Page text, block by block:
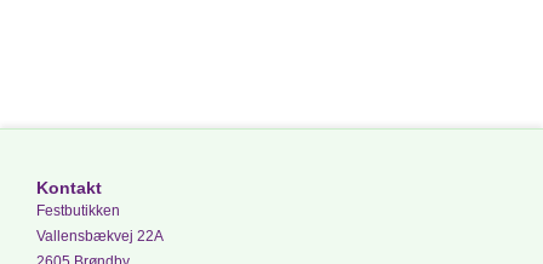
Kontakt
Festbutikken
Vallensbækvej 22A